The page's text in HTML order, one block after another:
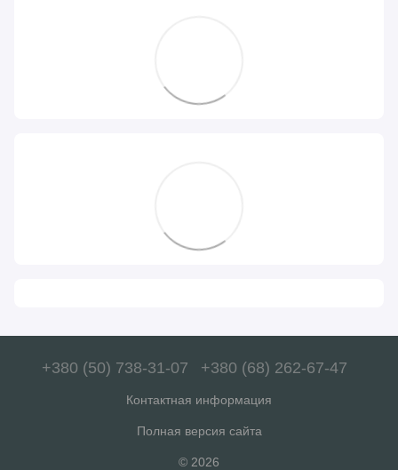
+380 (50) 738-31-07 +380 (68) 262-67-47
Контактная информация
Полная версия сайта
© 2026